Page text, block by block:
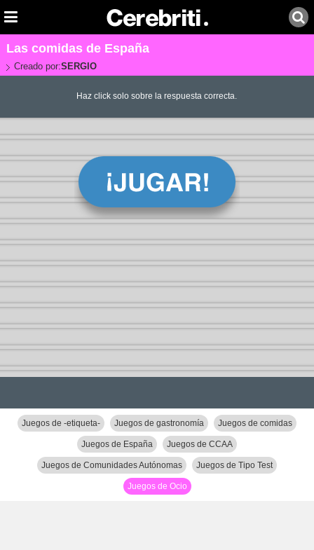
Las comidas de España
Creado por:SERGIO
Haz click solo sobre la respuesta correcta.
Juegos de -etiqueta- Juegos de gastronomía Juegos de comidas
Juegos de España Juegos de CCAA
Juegos de Comunidades Autónomas Juegos de Tipo Test
Juegos de Ocio